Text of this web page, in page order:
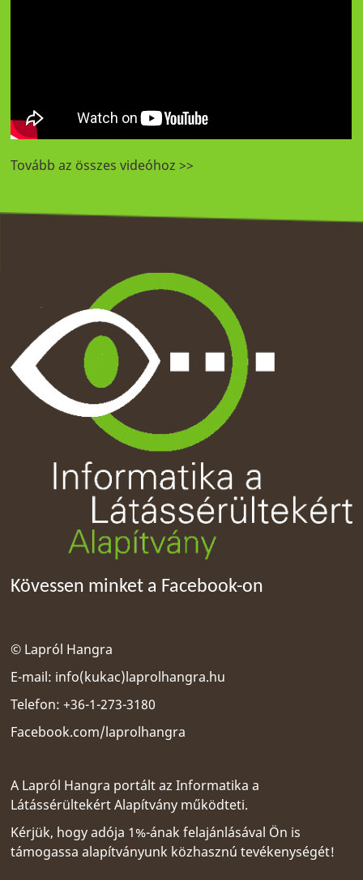
Tovább az összes videóhoz >>
Kövessen minket a Facebook-on
© Lapról Hangra
E-mail: info(kukac)laprolhangra.hu
Telefon: +36-1-273-3180
Facebook.com/laprolhangra
A Lapról Hangra portált azInformatika a
Látássérültekért Alapítvány működteti.
Kérjük, hogy adója 1%-ának felajánlásával Ön is
támogassa alapítványunk közhasznú tevékenységét!